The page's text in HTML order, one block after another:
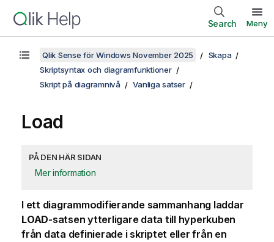
Search Meny
Qlik Sense för Windows November 2025
Skapa
Skriptsyntax och diagramfunktioner
Skript på diagramnivå
Vanliga satser
Load
PÅ DEN HÄR SIDAN
Mer information
I ett diagrammodifierande sammanhang laddar
LOAD-satsen ytterligare data till hyperkuben
från data definierade i skriptet eller från en